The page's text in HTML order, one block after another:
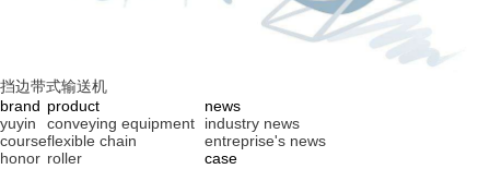
挡边带式输送机
brand
yuyin
course
honor
product
conveying equipment
flexible chain
roller
news
industry news
entreprise's news
case